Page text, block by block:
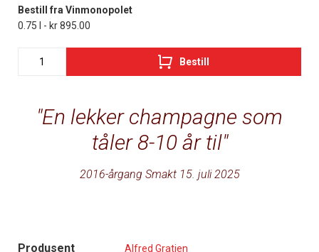
En lekker champagne som
tåler 8-10 år til
2016-årgang Smakt 15. juli 2025
Produsent Alfred Gratien
Bestill fra Vinmonopolet
0.75 l - kr 895.00
Bestill